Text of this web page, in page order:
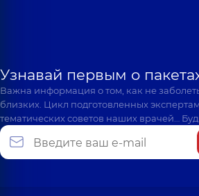
Узнавай первым о
Важна информация о том, как не
близких. Цикл подготовленных
тематических советов наших врачей…